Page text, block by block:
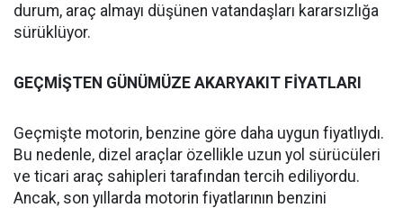
durum, araç almayı düşünen vatandaşları kararsızlığa
sürüklüyor.
GEÇMİŞTEN GÜNÜMÜZE AKARYAKIT FİYATLARI
Geçmişte motorin, benzine göre daha uygun fiyatlıydı.
Bu nedenle, dizel araçlar özellikle uzun yol sürücüleri
ve ticari araç sahipleri tarafından tercih ediliyordu.
Ancak, son yıllarda motorin fiyatlarının benzini